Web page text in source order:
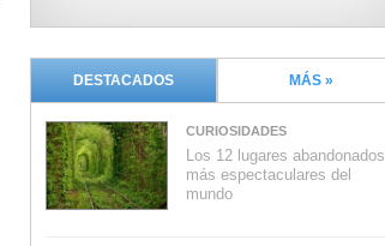
DESTACADOS MÁS »
CURIOSIDADES
Los 12 lugares abandonados
más espectaculares del
mundo